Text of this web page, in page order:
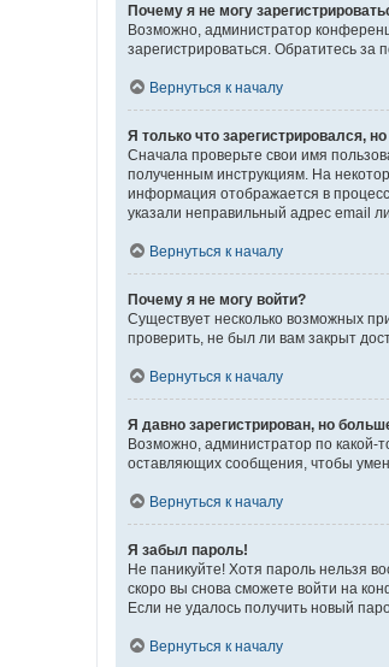
Почему я не могу
Возможно, администратор
зарегистрироваться. Обратитесь
Вернуться к началу
Я только что зарегистрировался,
Сначала проверьте свои имя
полученным инструкциям. На
информация отображается в
указали неправильный адрес email
Вернуться к началу
Почему я не могу войти?
Существует несколько возможных
проверить, не был ли вам закрыт
Вернуться к началу
Я давно зарегистрирован, но
Возможно, администратор по какой-
оставляющих сообщения, чтобы
Вернуться к началу
Я забыл пароль!
Не паникуйте! Хотя пароль нельзя
скоро вы снова сможете войти на
Если не удалось получить новый
Вернуться к началу